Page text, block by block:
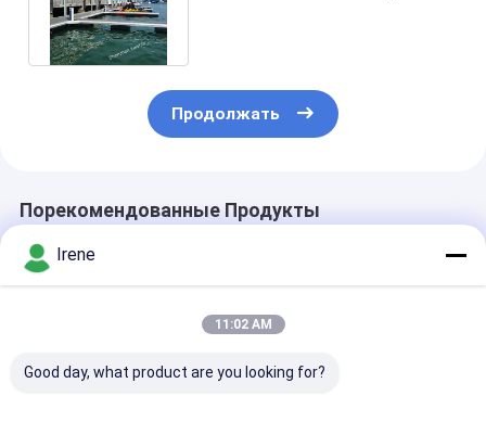
Продолжать
Порекомендованные Продукты
Irene
11:02 AM
Good day, what product are you looking for?